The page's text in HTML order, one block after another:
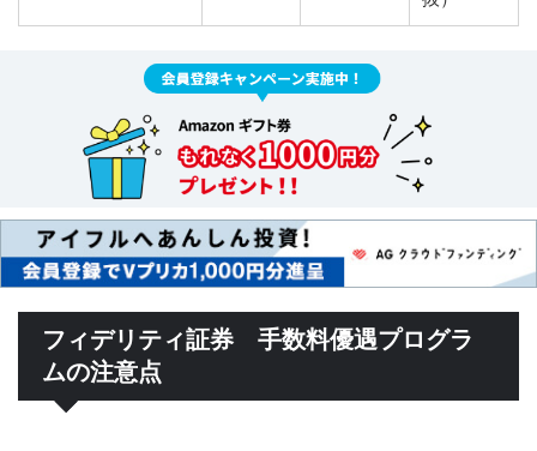
フィデリティ証券 手数料優遇プログラ
ムの注意点